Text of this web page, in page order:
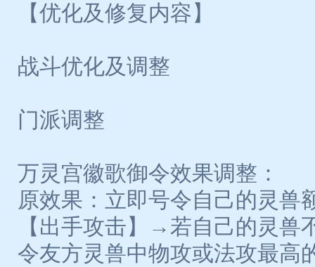
【优化及修复内容】
战斗优化及调整
门派调整
万灵宫徽歌御令效果调整：
原效果：立即号令自己的灵兽
【出手攻击】→若自己的灵兽
令友方灵兽中物攻或法攻最高